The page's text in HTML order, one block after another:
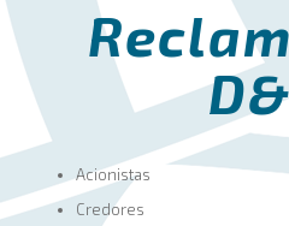
Acionistas
Credores